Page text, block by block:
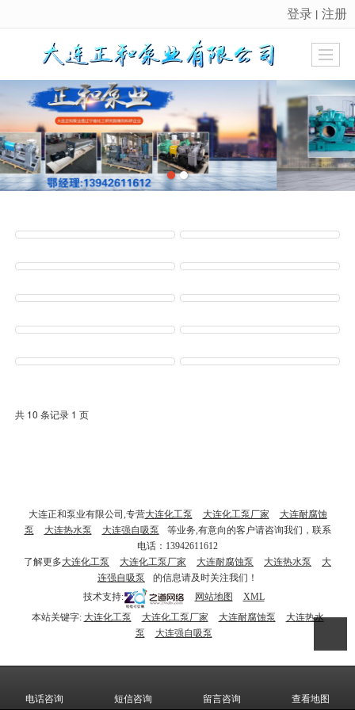
很遗憾，因您的浏览器版本过低导致无法获得最佳浏览体验，推荐下载安装谷歌浏览器！
登录 丨 注册
共 10 条记录 1 页
大连正和泵业有限公司,专营大连化工泵 大连化工泵厂家
大连耐腐蚀
泵
大连热水泵 大连强自吸泵
等业务,有意向的客户请咨询我们，联系
电话：13942611612
了解更多大连化工泵 大连化工泵厂家 大连耐腐蚀泵 大连热水泵
大
连强自吸泵
的信息请及时关注我们！
技术支持:
网站地图
XML
本站关键字: 大连化工泵 大连化工泵厂家 大连耐腐蚀泵
大连热水
泵
大连强自吸泵
电话咨询 短信咨询 留言咨询 查看地图